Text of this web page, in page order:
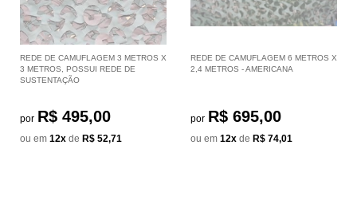
REDE DE CAMUFLAGEM 3 METROS X
3 METROS, POSSUI REDE DE
SUSTENTAÇÃO
por R$ 495,00
ou em 12x de R$ 52,71
REDE DE CAMUFLAGEM 6 METROS X
2,4 METROS - AMERICANA
por R$ 695,00
ou em 12x de R$ 74,01